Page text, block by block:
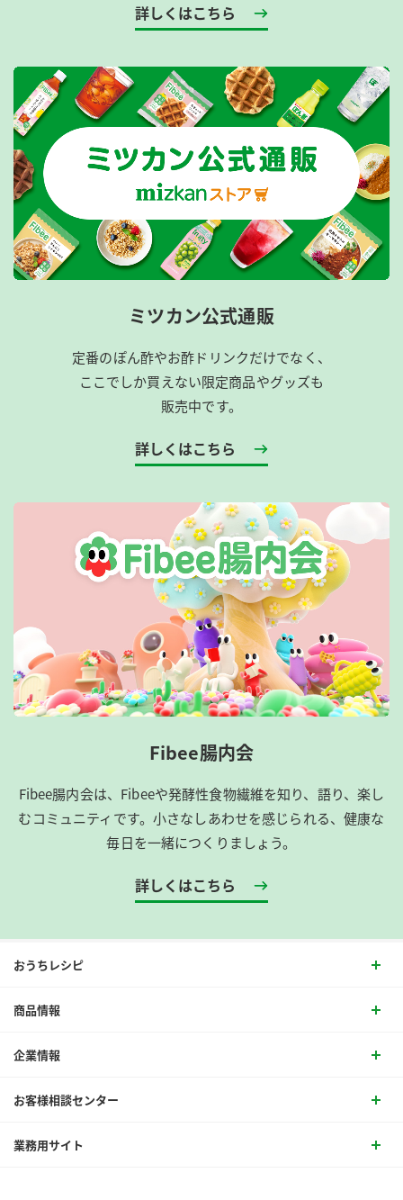
詳しくはこちら
ミツカン公式通販
定番のぽん酢やお酢ドリンクだけでなく、
ここでしか買えない限定商品やグッズも
販売中です。
詳しくはこちら
Fibee腸内会
Fibee腸内会は、​Fibeeや発酵性食物繊維を知り、語り、楽し
むコミュニティです。​小さなしあわせを感じられる、健康な
毎日を一緒につくりましょう。
詳しくはこちら
おうちレシピ
商品情報
企業情報
お客様相談センター
業務用サイト